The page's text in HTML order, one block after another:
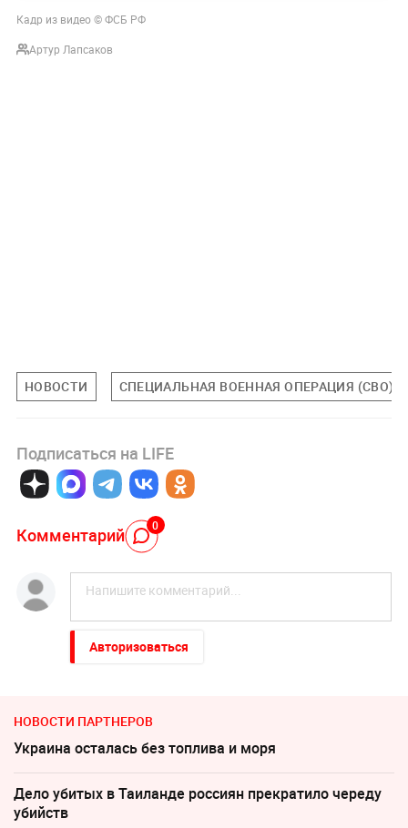
Кадр из видео © ФСБ РФ
Артур Лапсаков
НОВОСТИ СПЕЦИАЛЬНАЯ ВОЕННАЯ ОПЕРАЦИЯ (СВО)
Подписаться на LIFE
Комментарий 0
Авторизоваться
НОВОСТИ ПАРТНЕРОВ
Украина осталась без топлива и моря
Дело убитых в Таиланде россиян прекратило череду
убийств